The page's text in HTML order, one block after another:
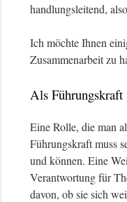
handlungsleitend,
Ich möchte Ihnen
Zusammenarbeit zu
Als Führungskraft
Eine Rolle, die man
Führungskraft muss
und können. Eine
Verantwortung für
davon, ob sie sich